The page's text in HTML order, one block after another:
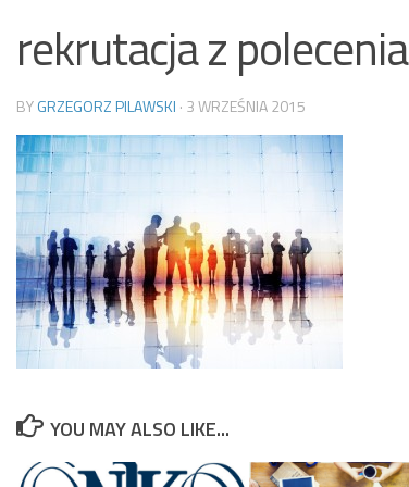
rekrutacja z polecenia
BYGRZEGORZ PILAWSKI · 3 WRZEŚNIA 2015
YOU MAY ALSO LIKE...